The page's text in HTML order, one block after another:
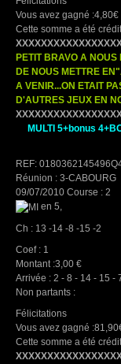
Vous avez gagné :4,80€
Cette somme a été
PETIT BRAVO A
DE NOUS METTRE
A VENIR...ON ETAIT
D'AUTRES JEUX EN
MULTI 5+bonus
REF:
Réunion : 3-CABOURG
09/07/2010 Course : 2
en 5,
Ch : 13 -14 -8 -15 -2
Coef : 1
Montant :3,00 €
Arrivée : 2 - 8 - 14 - 15 -
Non partants :
Félicitations
Vous avez gagné
Cette somme a été